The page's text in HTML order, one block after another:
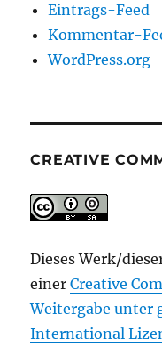
Eintrags-Feed
Kommentar-
WordPress.org
CREATIVE
Dieses Werk/
einerCreative
Weitergabe unter
International